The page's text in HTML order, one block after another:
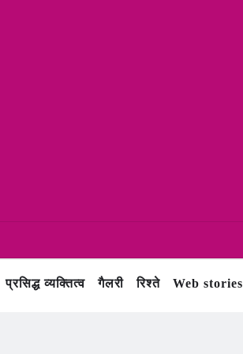
प्रसिद्ध व्यक्तित्व गैलरी रिश्ते Web stories